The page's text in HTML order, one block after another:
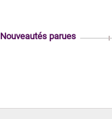
Nouveautés parues